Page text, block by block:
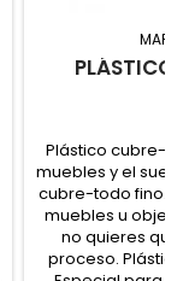
Plástico cubre-
muebles y el
cubre-todo fino.
muebles u
no quieres
proceso.